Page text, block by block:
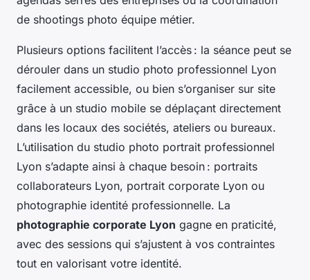
de shootings photo équipe métier.
Plusieurs options facilitent l’accès : la séance peut se
dérouler dans un studio photo professionnel Lyon
facilement accessible, ou bien s’organiser sur site
grâce à un studio mobile se déplaçant directement
dans les locaux des sociétés, ateliers ou bureaux.
L’utilisation du studio photo portrait professionnel
Lyon s’adapte ainsi à chaque besoin : portraits
collaborateurs Lyon, portrait corporate Lyon ou
photographie identité professionnelle. La
photographie corporate Lyon gagne en praticité,
avec des sessions qui s’ajustent à vos contraintes
tout en valorisant votre identité.